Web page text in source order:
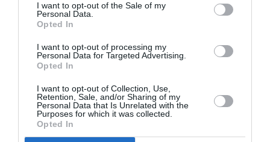
I want to opt-out of the Sale of my
Personal Data.
Opted In
I want to opt-out of processing my
Personal Data for Targeted Advertising.
Opted In
I want to opt-out of Collection, Use,
Retention, Sale, and/or Sharing of my
Personal Data that Is Unrelated with the
Purposes for which it was collected.
Opted In
mastercar2a a commenté :
6 décembre 2015 - 18 h 41
de Saudia avec les lois islamiques (pas d’alcool à bord entre
autres).
Le CdB était-il frustré? A méditer pour ceux qui voudraient
faire un CDG-FCO avec KU… LoL!